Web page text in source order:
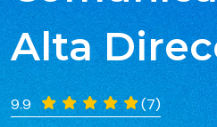
Alta
9.9 (7)